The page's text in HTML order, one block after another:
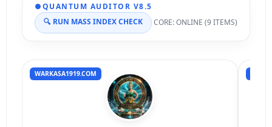
●QUANTUM AUDITOR V8.5
🔍 RUN MASS INDEX CHECK
CORE: ONLINE (9 ITEMS)
WARKASA1919.COM